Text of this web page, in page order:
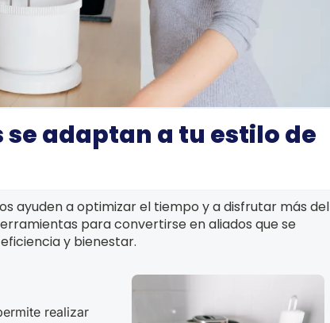
adaptan a tu estilo de
ayuden a optimizar el tiempo y a disfrutar más del
para convertirse en aliados que se
y bienestar.
realizar